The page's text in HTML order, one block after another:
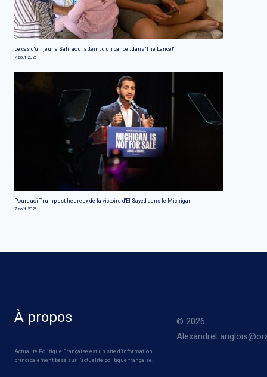
Le cas d'un jeune Sahraoui atteint d'un cancer, dans 'The Lancet'
7 août 2026
Pourquoi Trump est heureux de la victoire d'El Sayed dans le Michigan
7 août 2026
À propos
Actualité Politique Française est un site d’information
principalement basé sur l’actualité politique française.
© 2026